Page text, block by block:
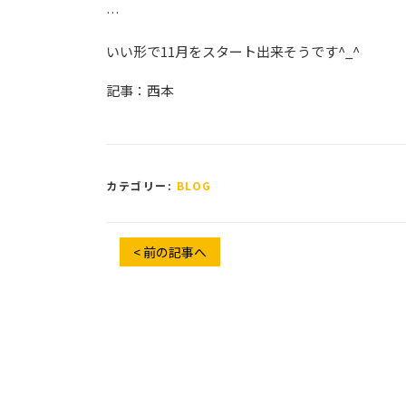
…
いい形で11月をスタート出来そうです^_^
記事：西本
カテゴリー: BLOG
< 前の記事へ